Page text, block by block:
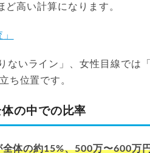
高い計算になります。
いライン」、女性目線では
ち位置です。
の中での比率
体の約15%、500万〜600万